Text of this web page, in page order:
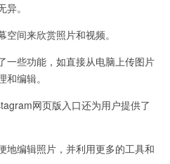
。
间来欣赏照片和视频。
些功能，如直接从电脑上传图片
编辑。
网页版入口还为用户提供了
编辑照片，并利用更多的工具和